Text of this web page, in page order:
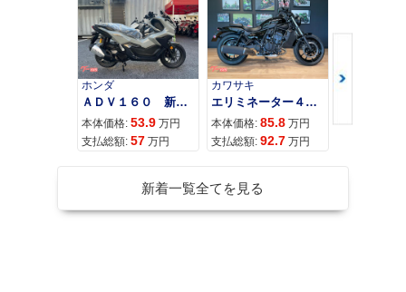
ホンダ
ＡＤＶ１６０ 新車 ２０２６年最新モデル パールスモーキーグレー スマートキー ２９Ｌメットイン ＵＳＢ Ｔｙｐｅ−Ｃ装備
本体価格: 53.9 万円
支払総額: 57 万円
カワサキ
エリミネーター４００
本体価格: 85.8 万円
支払総額: 92.7 万円
カワサキ
本体価格:
新着一覧全てを見る